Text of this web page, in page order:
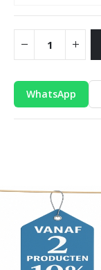
WhatsApp